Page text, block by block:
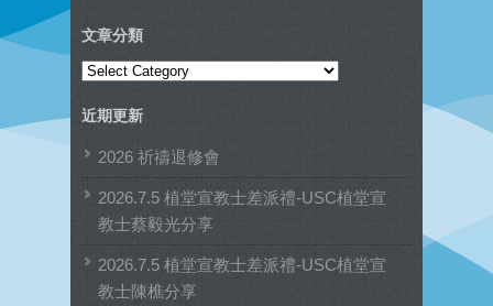
文章分類
文
分
類
近期更新
2026 祈禱退修會
2026.7.5 植堂宣教士差派禮-USC植堂宣
教士蔡毅光分享
2026.7.5 植堂宣教士差派禮-USC植堂宣
教士陳樵分享